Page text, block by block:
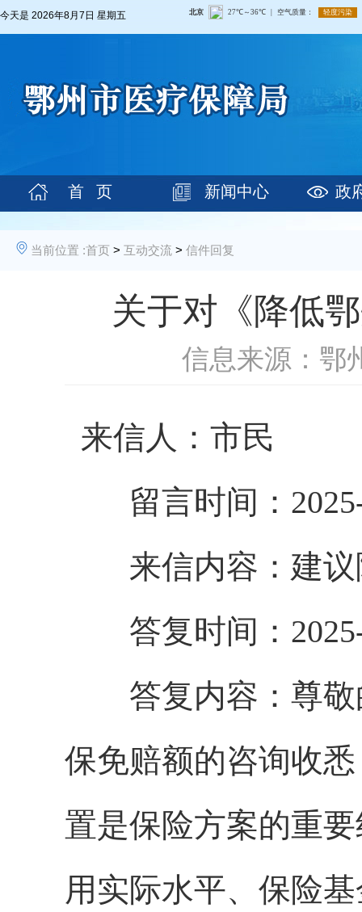
今天是 2026年8月7日 星期五
首 页 新闻中心 政
当前位置 :首页 > 互动交流 > 信件回复
关于对《降低
信息来源：鄂
来信人：市民
留言时间：2025-
来信内容： 建议
答复时间：2025-
答复内容： 尊
保免赔额的咨询收
置是保险方案的重
用实际水平、保险